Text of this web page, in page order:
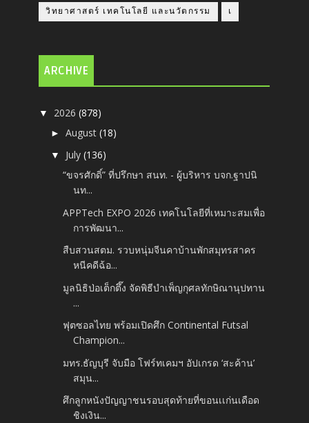
วิทยาศาสตร์ เทคโนโลยี และนวัตกรรม เ
ARCHIVE
▼ 2026(878)
►August(18)
▼ July(136)
“ขจรศักดิ์” ที่ปรึกษา สนท. - ผู้บริหาร บจก.ฐาปนิ
นท...
APPTech EXPO 2026 เทคโนโลยีที่เหมาะสมเพื่อ
การพัฒนา...
สืบสวนสตม. รวบหนุ่มจีนคาบ้านพักสมุทรสาคร
หนีคดีฉ้อ...
มูลนิธิป่อเต็กตึ๊ง จัดพิธีบำเพ็ญกุศลทักษิณานุปทาน
...
ฟุตซอลไทย พร้อมเปิดศึก Continental Futsal
Champion...
มทร.ธัญบุรี จับมือ โฟร์ทเคมฯ อัปเกรด ‘สะค้าน’
สมุน...
ศึกลูกหนังปัญญาชนรอบสุดท้ายที่ขอนเเก่นเดือด
ชิงเงิน...